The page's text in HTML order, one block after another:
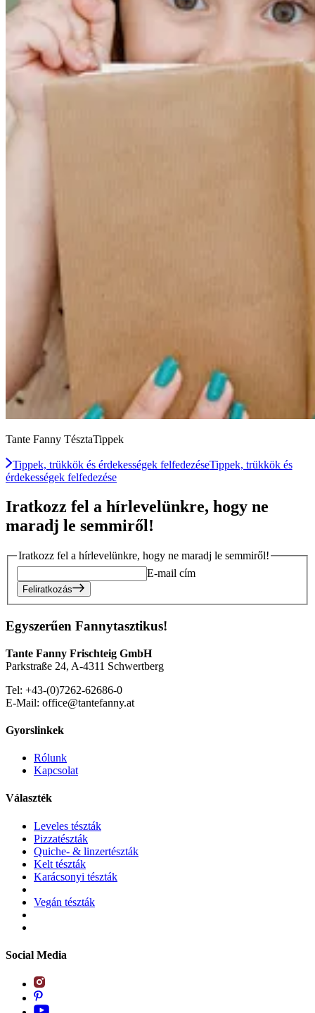
Tante Fanny TésztaTippek
Tippek, trükkök és érdekességek felfedezéseTippek, trükkök és
érdekességek felfedezése
Iratkozz fel a hírlevelünkre, hogy ne
maradj le semmiről!
Iratkozz fel a hírlevelünkre, hogy ne maradj le semmiről!
E-mail cím
Feliratkozás
Egyszerűen Fannytasztikus!
Tante Fanny Frischteig GmbH
Parkstraße 24, A-4311 Schwertberg
Tel: +43-(0)7262-62686-0
E-Mail: office@tantefanny.at
Gyorslinkek
Rólunk
Kapcsolat
Választék
Leveles tészták
Pizzatészták
Quiche- & linzertészták
Kelt tészták
Karácsonyi tészták
Vegán tészták
Social Media